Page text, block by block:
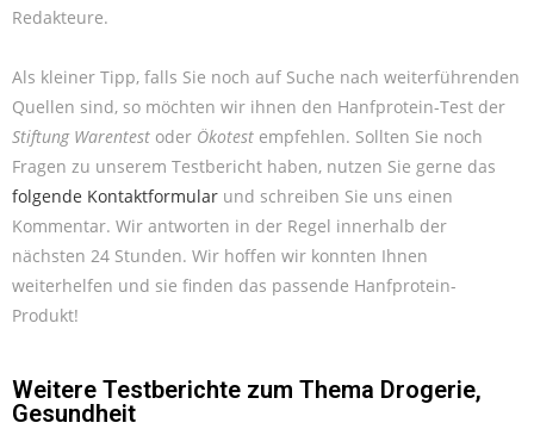
Redakteure.
Als kleiner Tipp, falls Sie noch auf Suche nach weiterführenden
Quellen sind, so möchten wir ihnen den Hanfprotein-Test der
Stiftung Warentest oder Ökotest empfehlen. Sollten Sie noch
Fragen zu unserem Testbericht haben, nutzen Sie gerne das
folgende Kontaktformular und schreiben Sie uns einen
Kommentar. Wir antworten in der Regel innerhalb der
nächsten 24 Stunden. Wir hoffen wir konnten Ihnen
weiterhelfen und sie finden das passende Hanfprotein-
Produkt!
Weitere Testberichte zum Thema Drogerie,
Gesundheit